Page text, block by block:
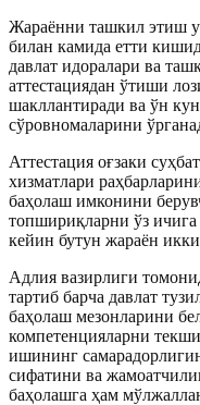
Жараённи ташкил этиш
билан камида етти
давлат идоралари ва
аттестациядан ўтиши
шакллантиради ва ўн
сўровномаларини
Аттестация оғзаки
хизматлари
баҳолаш имконини
топшириқларни ўз ичига
кейин бутун жараён
Адлия вазирлиги
тартиб барча давлат
баҳолаш мезонларини
компетенцияларни
ишининг
сифатини ва
баҳолашга ҳам